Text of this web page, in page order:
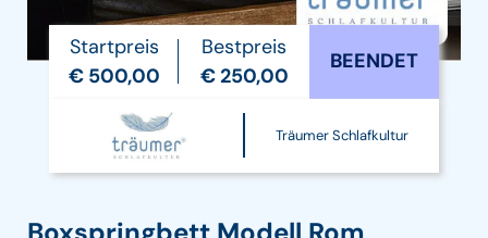
Startpreis
€ 500,00
Bestpreis
€ 250,00
BEENDET
Träumer Schlafkultur